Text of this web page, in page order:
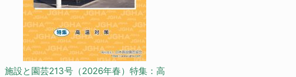
施設と園芸213号（2026年春）特集：高